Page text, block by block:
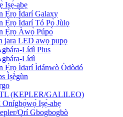
Iṣẹ́-abẹ
Ẹ̀rọ Ìdarí Galaxy
Ẹ̀rọ Ìdarí Tó Pọ̀ Jùlọ
Ẹ̀rọ Àwọ̀ Púpọ̀
jara LED awọ pupọ
Lídì Plus
Lídì
Ẹ̀rọ Ìdarí Ìdánwò Òdòdó
Ìṣègùn
(KEPLER/GALILEO)
Onígbọ̀wọ́ Iṣẹ́-abẹ
Orí Gbogbogbò